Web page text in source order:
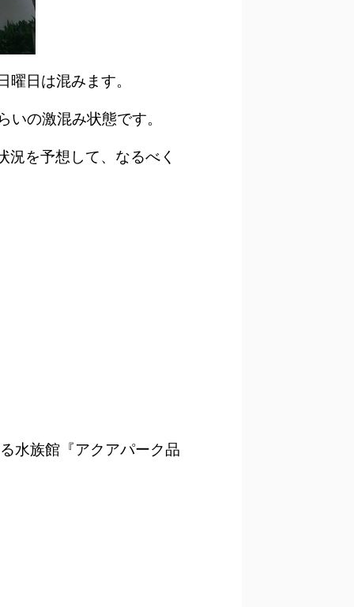
曜日は混みます。
の激混み状態です。
を予想して、なるべく
水族館『アクアパーク品